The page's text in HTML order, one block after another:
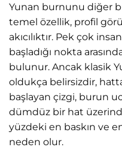
Yunan burnunu diğer
temel özellik, profil
akıcılıktır. Pek çok
başladığı nokta
bulunur. Ancak klasik
oldukça belirsizdir,
başlayan çizgi, burun
dümdüz bir hat
yüzdeki en baskın ve
neden olur.